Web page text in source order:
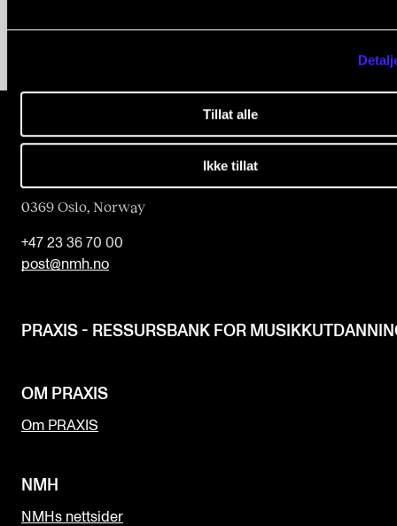
Tillat alle
Ikke tillat
Slemdalsveien 11
0369 Oslo, Norway
+47 23 36 70 00
post@nmh.no
PRAXIS - RESSURSBANK FOR
OM PRAXIS
Om PRAXIS
NMH
NMHs nettsider